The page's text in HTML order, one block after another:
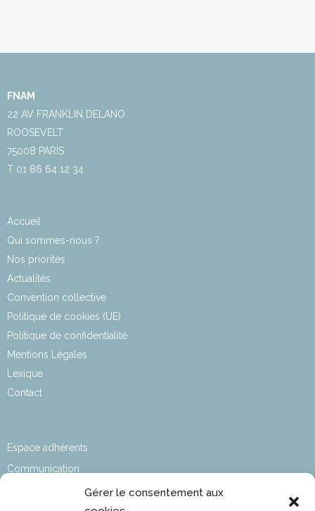
Gérer le consentement aux
FNAM
22 AV FRANKLIN DELANO
ROOSEVELT
75008 PARIS
T 01 86 64 12 34
Accueil
Qui sommes-nous ?
Nos priorités
Actualités
Convention collective
Politique de cookies (UE)
Politique de confidentialité
Mentions Légales
Lexique
Contact
Espace adhérents
Communication